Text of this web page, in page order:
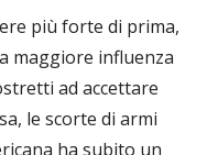
più forte di prima,
maggiore influenza
ad accettare
le scorte di armi
ha subito un